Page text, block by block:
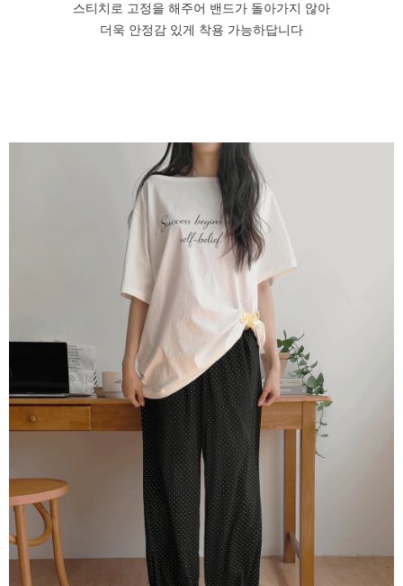
스티치로 고정을 해주어 밴드가 돌아가지 않아
더욱 안정감 있게 착용 가능하답니다